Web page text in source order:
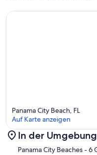
Panama City Beach, FL
Auf Karte anzeigen
In der Umgebung
Panama City Beaches- 6